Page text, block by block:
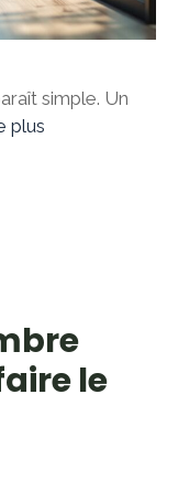
simple. Un
plus
le